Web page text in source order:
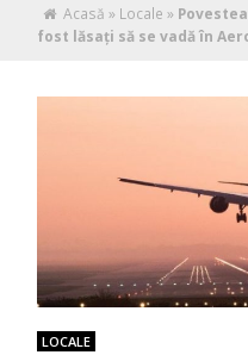
Acasă » Locale »
fost lăsați să se vadă în
LOCALE